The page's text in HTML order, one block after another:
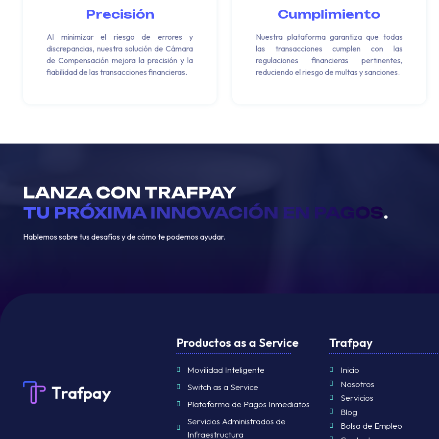
Precisión
Al minimizar el riesgo de errores y
discrepancias, nuestra solución de Cámara
de Compensación mejora la precisión y la
fiabilidad de las transacciones financieras.
Cumplimiento
Nuestra plataforma garantiza que todas
las transacciones cumplen con las
regulaciones financieras pertinentes,
reduciendo el riesgo de multas y sanciones.
LANZA CON TRAFPAY
TU PRÓXIMA INNOVACIÓN EN PAGOS.
Hablemos sobre tus desafíos y de cómo te podemos ayudar.
Productos as a Service
Movilidad Inteligente
Switch as a Service
Plataforma de Pagos Inmediatos
Servicios Administrados de
Infraestructura
Trafpay
Inicio
Nosotros
Servicios
Blog
Bolsa de Empleo